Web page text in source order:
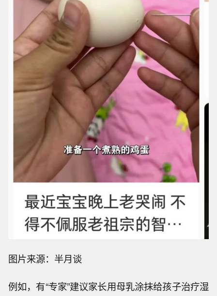
图片来源：半月谈
例如，有“专家”建议家长用母乳涂抹给孩子治疗湿